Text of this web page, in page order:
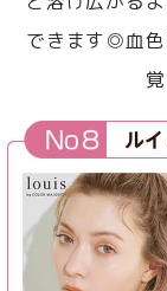
できます◎血色